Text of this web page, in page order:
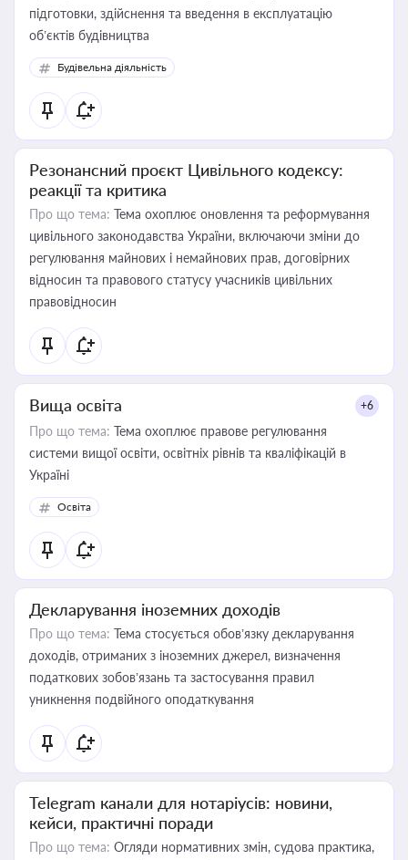
підготовки, здійснення та введення в експлуатацію
об’єктів будівництва
Будівельна діяльність
Резонансний проєкт Цивільного кодексу:
реакції та критика
Про що тема: Тема охоплює оновлення та реформування
цивільного законодавства України, включаючи зміни до
регулювання майнових і немайнових прав, договірних
відносин та правового статусу учасників цивільних
правовідносин
Вища освіта +6
Про що тема: Тема охоплює правове регулювання
системи вищої освіти, освітніх рівнів та кваліфікацій в
Україні
Освіта
Декларування іноземних доходів
Про що тема: Тема стосується обов’язку декларування
доходів, отриманих з іноземних джерел, визначення
податкових зобов’язань та застосування правил
уникнення подвійного оподаткування
Telegram канали для нотаріусів: новини,
кейси, практичні поради
Про що тема: Огляди нормативних змін, судова практика,